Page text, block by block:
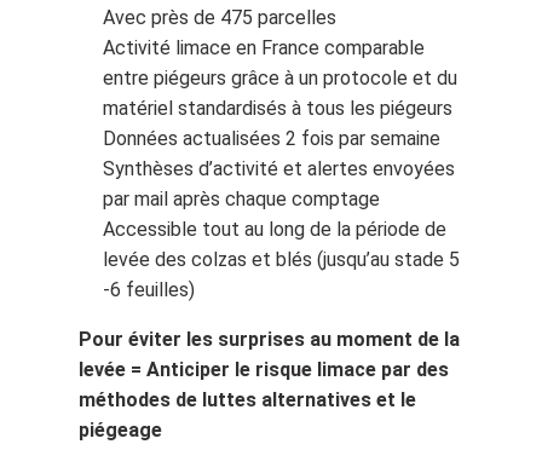
Avec près de 475 parcelles
Activité limace en France comparable
entre piégeurs grâce à un protocole et du
matériel standardisés à tous les piégeurs
Données actualisées 2 fois par semaine
Synthèses d’activité et alertes envoyées
par mail après chaque comptage
Accessible tout au long de la période de
levée des colzas et blés (jusqu’au stade 5
-6 feuilles)
Pour éviter les surprises au moment de la
levée = Anticiper le risque limace par des
méthodes de luttes alternatives et le
piégeage